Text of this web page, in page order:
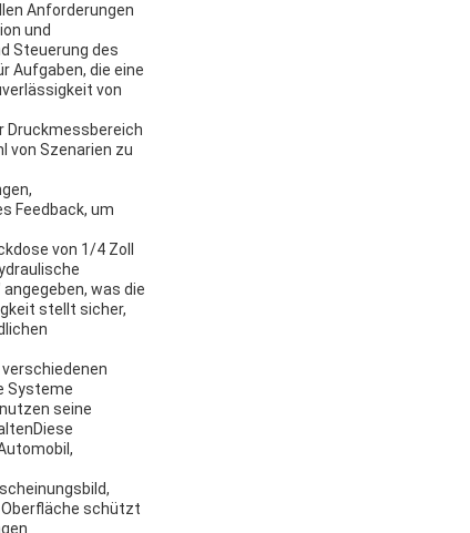
Anforderungen
und
Steuerung des
Aufgaben, die eine
von
Druckmessbereich
von Szenarien zu
Feedback, um
von 1/4 Zoll
was die
stellt sicher,
Systeme
seine
schützt